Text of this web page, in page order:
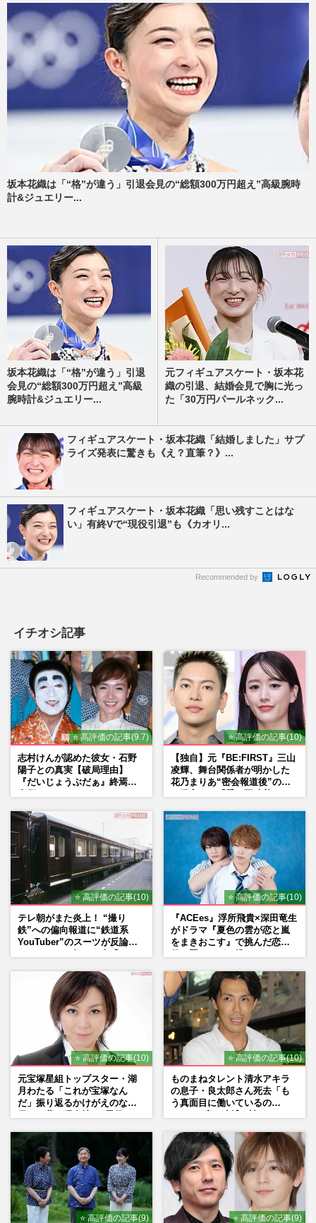
坂本花織は「“格”が違う」引退会見の“総額300万円超え”高級腕時
計&ジュエリー...
坂本花織は「“格”が違う」引退
会見の“総額300万円超え”高級
腕時計&ジュエリー...
元フィギュアスケート・坂本花
織の引退、結婚会見で胸に光っ
た「30万円パールネック...
フィギュアスケート・坂本花織「結婚しました」サプ
ライズ発表に驚きも《え？直筆？》...
フィギュアスケート・坂本花織「思い残すことはな
い」有終Vで“現役引退”も《カオリ...
Recommended by
イチオシ記事
⭐ 高評価の記事(9.7)
志村けんが認めた彼女・石野
陽子との真実【破局理由】
『だいじょうぶだぁ』終焉の
⭐ 高評価の記事(10)
【独自】元『BE:FIRST』三山
凌輝、舞台関係者が明かした
花乃まりあ“密会報道後”の呆
⭐ 高評価の記事(10)
テレ朝がまた炎上！ “撮り
鉄”への偏向報道に“鉄道系
YouTuber”のスーツが反論
⭐ 高評価の記事(10)
『ACEes』浮所飛貴×深田竜生
がドラマ『夏色の雲が恋と嵐
をまきおこす』で挑んだ恋人
⭐ 高評価の記事(10)
元宝塚星組トップスター・湖
月わたる「これが宝塚なん
だ」振り返るかけがえのない
⭐ 高評価の記事(10)
ものまねタレント清水アキラ
の息子・良太郎さん死去「も
う真面目に働いているの
⭐ 高評価の記事(9) ⭐ 高評価の記事(9)